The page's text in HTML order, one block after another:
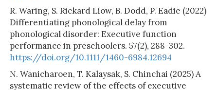
R. Waring, S. Rickard Liow, B. Dodd, P. Eadie (2022)
Differentiating phonological delay from
phonological disorder: Executive function
performance in preschoolers. 57(2), 288-302.
https://doi.org/10.1111/1460-6984.12694
N. Wanicharoen, T. Kalaysak, S. Chinchai (2025) A
systematic review of the effects of executive